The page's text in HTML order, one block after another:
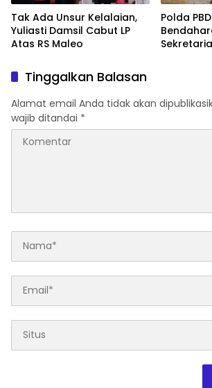
Tak Ada Unsur Kelalaian,
Yuliasti Damsil Cabut LP
Atas RS Maleo
Polda
Tinggalkan Balasan
Alamat email Anda tidak akan
wajib ditandai *